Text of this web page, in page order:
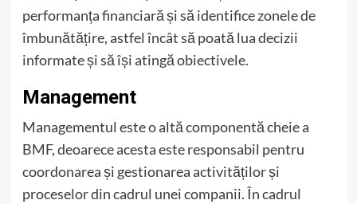
performanța financiară și să identifice zonele de
îmbunătățire, astfel încât să poată lua decizii
informate și să își atingă obiectivele.
Management
Managementul este o altă componentă cheie a
BMF, deoarece acesta este responsabil pentru
coordonarea și gestionarea activităților și
proceselor din cadrul unei companii. În cadrul